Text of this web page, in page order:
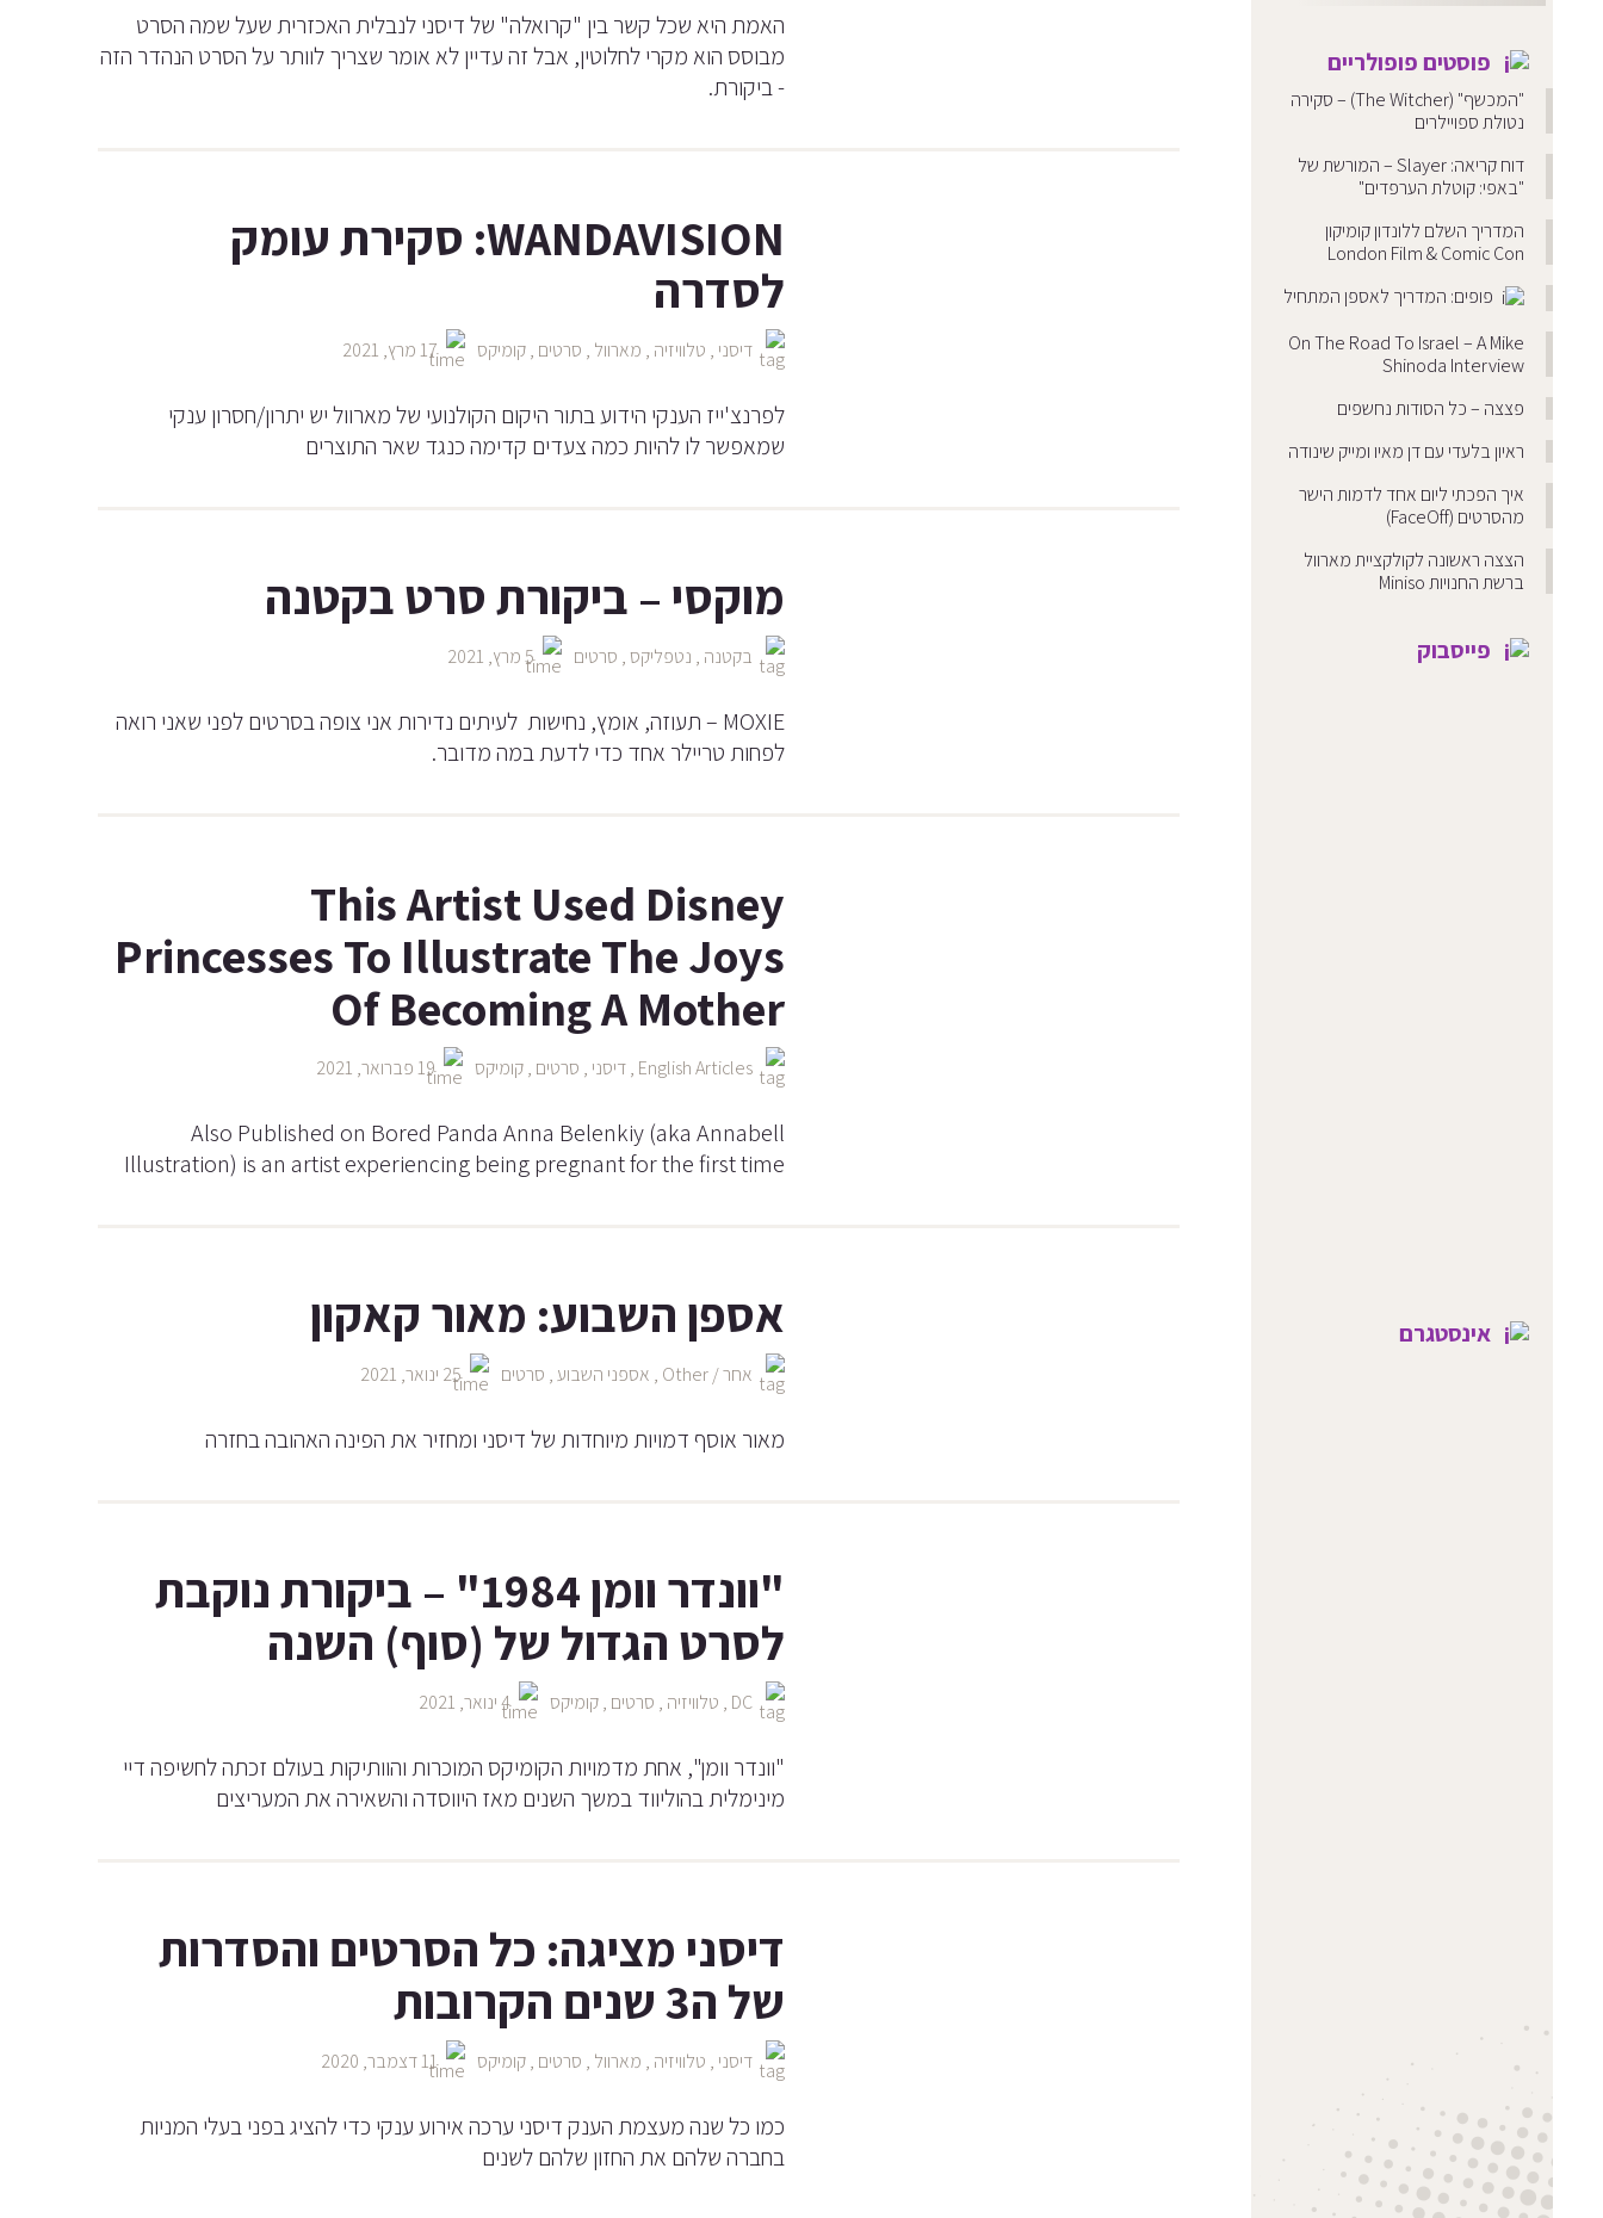
פוסטים פופולריים
"המכשף" (The Witcher) – סקירה
נטולת ספויילרים
דוח קריאה: Slayer – המורשת של
"באפי: קוטלת הערפדים"
המדריך השלם ללונדון קומיקון
London Film & Comic Con
פופים: המדריך לאספן המתחיל
On The Road To Israel – A Mike
Shinoda Interview
פצצה – כל הסודות נחשפים
ראיון בלעדי עם דן מאיו ומייק שינודה
איך הפכתי ליום אחד לדמות הישר
מהסרטים (FaceOff)
הצצה ראשונה לקולקציית מארוול
ברשת החנויות Miniso
פייסבוק
אינסטגרם
האמת היא שכל קשר בין "קרואלה" של דיסני לנבלית האכזרית שעל שמה הסרט
מבוסס הוא מקרי לחלוטין, אבל זה עדיין לא אומר שצריך לוותר על הסרט הנהדר הזה
- ביקורת.
WANDAVISION: סקירת עומק
לסדרה
דיסני , טלוויזיה , מארוול , סרטים ,קומיקס 17 מרץ, 2021
לפרנצ'ייז הענקי הידוע בתור היקום הקולנועי של מארוול יש יתרון/חסרון ענקי
שמאפשר לו להיות כמה צעדים קדימה כנגד שאר התוצרים
מוקסי – ביקורת סרט בקטנה
בקטנה , נטפליקס , סרטים 5 מרץ, 2021
MOXIE – תעוזה, אומץ, נחישות לעיתים נדירות אני צופה בסרטים לפני שאני רואה
לפחות טריילר אחד כדי לדעת במה מדובר.
This Artist Used Disney
Princesses To Illustrate The Joys
Of Becoming A Mother
English Articles
,דיסני , סרטים ,קומיקס 19 פברואר, 2021
Also Published on Bored Panda Anna Belenkiy (aka Annabell
Illustration) is an artist experiencing being pregnant for the first time
אספן השבוע: מאור קאקון
אחר / Other , אספני השבוע, סרטים 25 ינואר, 2021
מאור אוסף דמויות מיוחדות של דיסני ומחזיר את הפינה האהובה בחזרה
"וונדר וומן 1984" – ביקורת נוקבת
לסרט הגדול של (סוף) השנה
DC
, טלוויזיה , סרטים ,קומיקס 4 ינואר, 2021
"וונדר וומן", אחת מדמויות הקומיקס המוכרות והוותיקות בעולם זכתה לחשיפה דיי
מינימלית בהוליווד במשך השנים מאז היווסדה והשאירה את המעריצים
דיסני מציגה: כל הסרטים והסדרות
של ה3 שנים הקרובות
דיסני , טלוויזיה , מארוול , סרטים ,קומיקס 11 דצמבר, 2020
כמו כל שנה מעצמת הענק דיסני ערכה אירוע ענקי כדי להציג בפני בעלי המניות
בחברה שלהם את החזון שלהם לשנים